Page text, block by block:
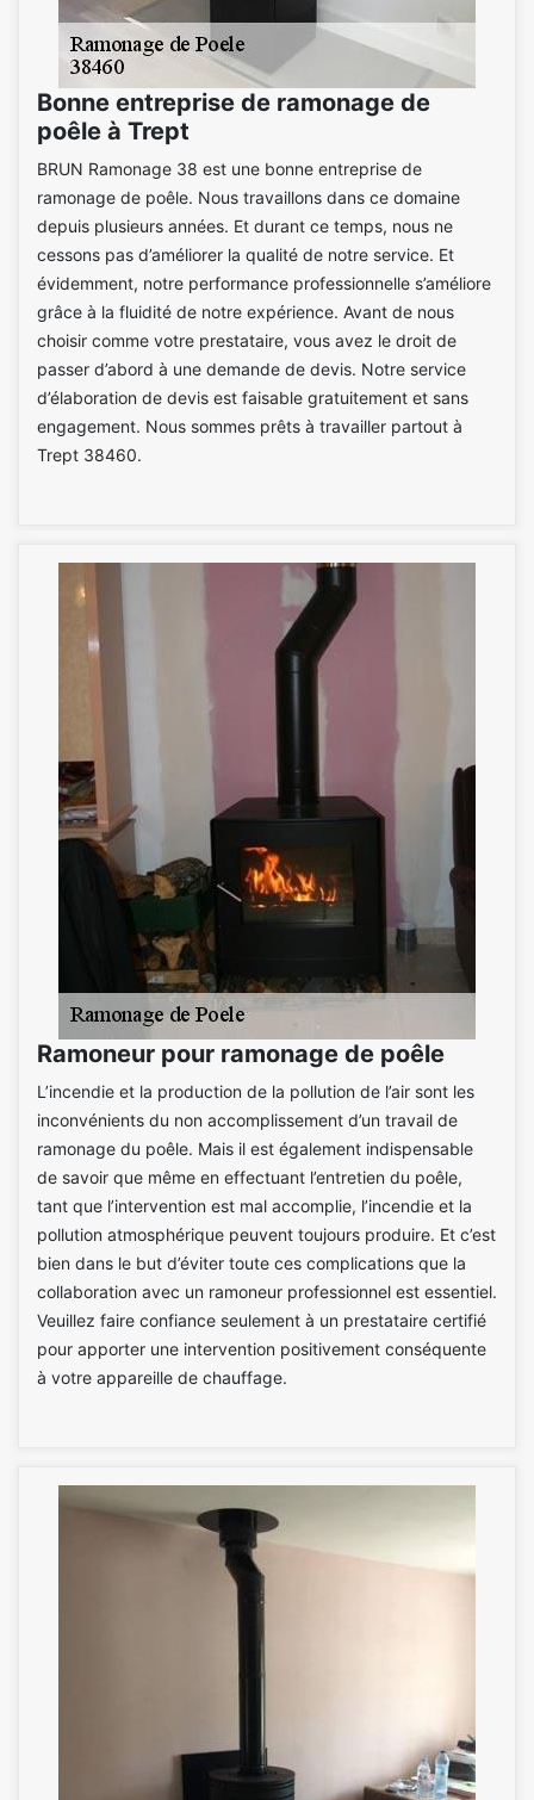
Bonne entreprise de ramonage de
poêle à Trept
BRUN Ramonage 38 est une bonne entreprise de
ramonage de poêle. Nous travaillons dans ce domaine
depuis plusieurs années. Et durant ce temps, nous ne
cessons pas d’améliorer la qualité de notre service. Et
évidemment, notre performance professionnelle s’améliore
grâce à la fluidité de notre expérience. Avant de nous
choisir comme votre prestataire, vous avez le droit de
passer d’abord à une demande de devis. Notre service
d’élaboration de devis est faisable gratuitement et sans
engagement. Nous sommes prêts à travailler partout à
Trept 38460.
Ramoneur pour ramonage de poêle
L’incendie et la production de la pollution de l’air sont les
inconvénients du non accomplissement d’un travail de
ramonage du poêle. Mais il est également indispensable
de savoir que même en effectuant l’entretien du poêle,
tant que l’intervention est mal accomplie, l’incendie et la
pollution atmosphérique peuvent toujours produire. Et c’est
bien dans le but d’éviter toute ces complications que la
collaboration avec un ramoneur professionnel est essentiel.
Veuillez faire confiance seulement à un prestataire certifié
pour apporter une intervention positivement conséquente
à votre appareille de chauffage.